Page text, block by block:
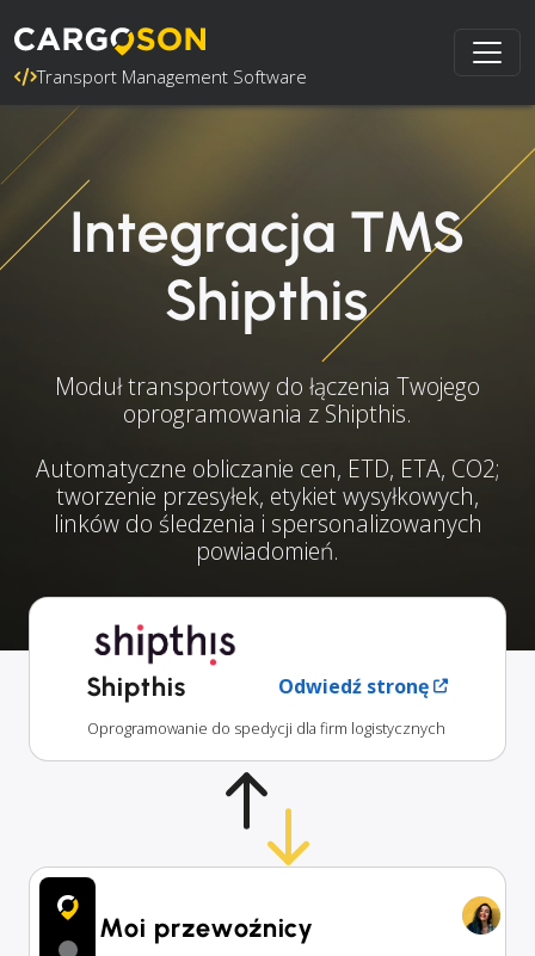
Transport Management Software
Integracja TMS
Shipthis
Moduł transportowy do łączenia Twojego
oprogramowania z Shipthis.
Automatyczne obliczanie cen, ETD, ETA, CO2;
tworzenie przesyłek, etykiet wysyłkowych,
linków do śledzenia i spersonalizowanych
powiadomień.
Shipthis Odwiedź stronę
Oprogramowanie do spedycji dla firm logistycznych
Moi przewoźnicy